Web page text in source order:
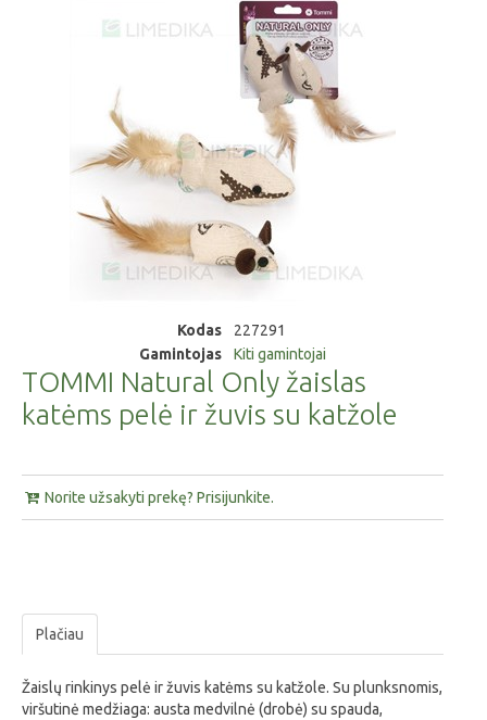
Kodas
227291
Gamintojas
Kiti gamintojai
TOMMI Natural Only žaislas
katėms pelė ir žuvis su katžole
Norite užsakyti prekę? Prisijunkite.
Plačiau
Žaislų rinkinys pelė ir žuvis katėms su katžole. Su plunksnomis,
viršutinė medžiaga: austa medvilnė (drobė) su spauda,